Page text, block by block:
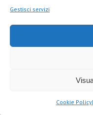
Gestisci servizi
Cookie Policy
“DOVE LA GHIANDAIA
artistica